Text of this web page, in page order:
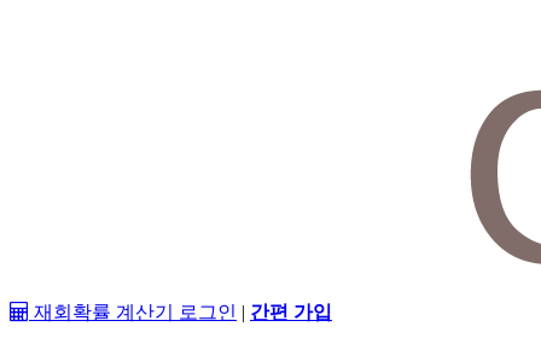
재회확률 계산기 로그인 | 간편 가입